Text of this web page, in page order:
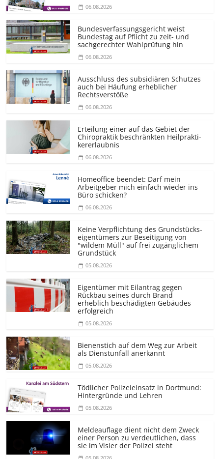
06.08.2026
Bundesver­fassungsgericht weist
Bundestag auf Pflicht zu zeit- und
sachgerechter Wahlprüfung hin
06.08.2026
Ausschluss des subsidiären Schutzes
auch bei Häufung erheblicher
Rechtsverstöße
06.08.2026
Erteilung einer auf das Gebiet der
Chiropraktik beschränkten Heilprakti­
kererlaubnis
06.08.2026
Homeoffice beendet: Darf mein
Arbeitgeber mich einfach wieder ins
Büro schicken?
06.08.2026
Keine Verpflichtung des Grundstücks­
eigentümers zur Beseitigung von
"wildem Müll" auf frei zugänglichem
Grundstück
05.08.2026
Eigentümer mit Eilantrag gegen
Rückbau seines durch Brand
erheblich beschädigten Gebäudes
erfolgreich
05.08.2026
Bienenstich auf dem Weg zur Arbeit
als Dienstunfall anerkannt
05.08.2026
Tödlicher Polizeieinsatz in Dortmund:
Hintergründe und Lehren
05.08.2026
Meldeauflage dient nicht dem Zweck
einer Person zu verdeutlichen, dass
sie im Visier der Polizei steht